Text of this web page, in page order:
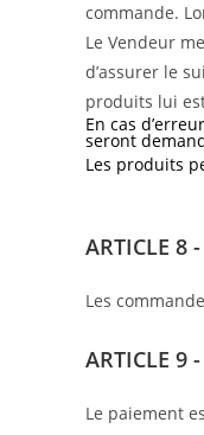
commande.
Le Vendeur
d’assurer le
produits lui
En cas
seront
Les produits
ARTICLE 8
Les
ARTICLE 9
Le paiement